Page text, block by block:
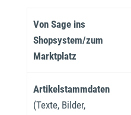
Von Sage ins
Shopsystem/zum
Marktplatz
Artikelstammdaten
(Texte, Bilder,